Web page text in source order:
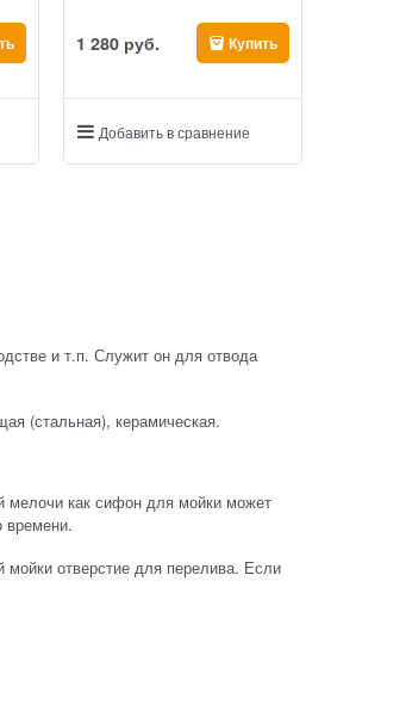
1 280 руб. Купить
Добавить в сравнение
и т.п. Служит он для отвода
(стальная), керамическая.
мелочи как сифон для мойки может
времени.
отверстие для перелива. Если